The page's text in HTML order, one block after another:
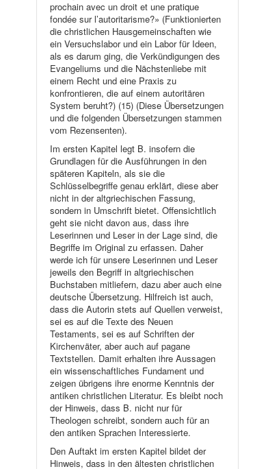
prochain avec un droit et une pratique
fondée sur l’autoritarisme?» (Funktionierten
die christlichen Hausgemeinschaften wie
ein Versuchslabor und ein Labor für Ideen,
als es darum ging, die Verkündigungen des
Evangeliums und die Nächstenliebe mit
einem Recht und eine Praxis zu
konfrontieren, die auf einem autoritären
System beruht?) (15) (Diese Übersetzungen
und die folgenden Übersetzungen stammen
vom Rezensenten).
Im ersten Kapitel legt B. insofern die
Grundlagen für die Ausführungen in den
späteren Kapiteln, als sie die
Schlüsselbegriffe genau erklärt, diese aber
nicht in der altgriechischen Fassung,
sondern in Umschrift bietet. Offensichtlich
geht sie nicht davon aus, dass ihre
Leserinnen und Leser in der Lage sind, die
Begriffe im Original zu erfassen. Daher
werde ich für unsere Leserinnen und Leser
jeweils den Begriff in altgriechischen
Buchstaben mitliefern, dazu aber auch eine
deutsche Übersetzung. Hilfreich ist auch,
dass die Autorin stets auf Quellen verweist,
sei es auf die Texte des Neuen
Testaments, sei es auf Schriften der
Kirchenväter, aber auch auf pagane
Textstellen. Damit erhalten ihre Aussagen
ein wissenschaftliches Fundament und
zeigen übrigens ihre enorme Kenntnis der
antiken christlichen Literatur. Es bleibt noch
der Hinweis, dass B. nicht nur für
Theologen schreibt, sondern auch für an
den antiken Sprachen Interessierte.
Den Auftakt im ersten Kapitel bildet der
Hinweis, dass in den ältesten christlichen